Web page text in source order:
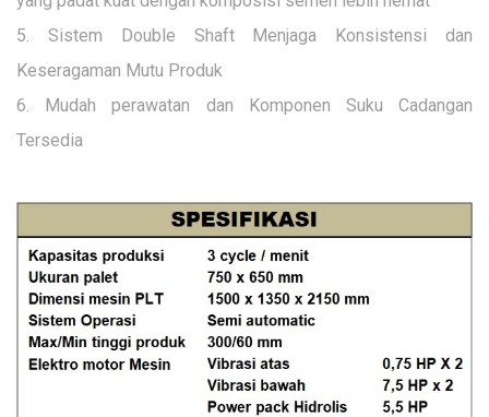
5. Sistem Double Shaft Menjaga Konsistensi dan
Keseragaman Mutu Produk
6. Mudah perawatan dan Komponen Suku Cadangan
Tersedia